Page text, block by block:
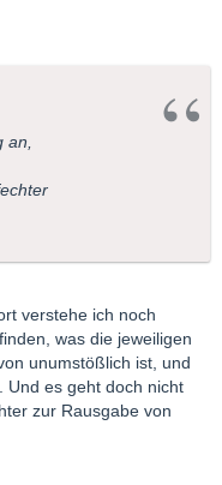
"chinesische" Musik
meint, es passiert was
zu deuten. Oder Irak.
kein schönes Beispiel
sozialen/usw
gibt, obwohl das
war. Beispiel: "Doktor
denn sonst wiederhole
an,
verstehe ich noch
was die jeweiligen
unumstößlich ist, und
Und es geht doch nicht
zur Rausgabe von